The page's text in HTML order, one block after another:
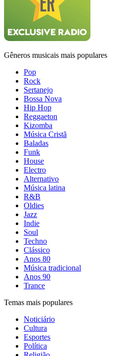
Gêneros musicais mais populares
Pop
Rock
Sertanejo
Bossa Nova
Hip Hop
Reggaeton
Kizomba
Música Cristã
Baladas
Funk
House
Electro
Alternativo
Música latina
R&B
Oldies
Jazz
Indie
Soul
Techno
Clássico
Anos 80
Música tradicional
Anos 90
Trance
Temas mais populares
Noticiário
Cultura
Esportes
Política